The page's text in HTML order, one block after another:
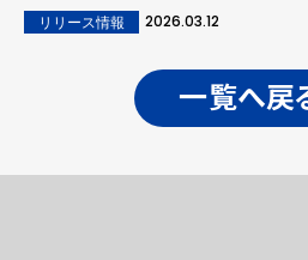
多田ヒカルとのコラボレー
ション楽曲「Home」を配
リリース情報 2026.03.12
一覧へ戻